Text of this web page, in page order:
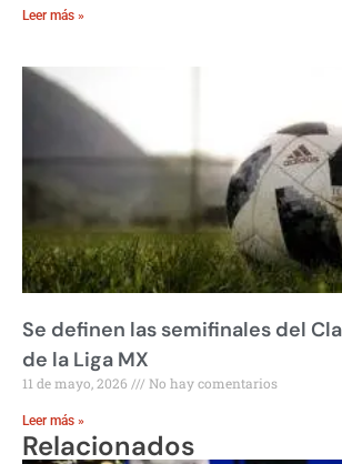
Leer más »
Se definen las semifinales del
de la Liga MX
11 de mayo, 2026 No hay comentarios
Leer más »
Relacionados